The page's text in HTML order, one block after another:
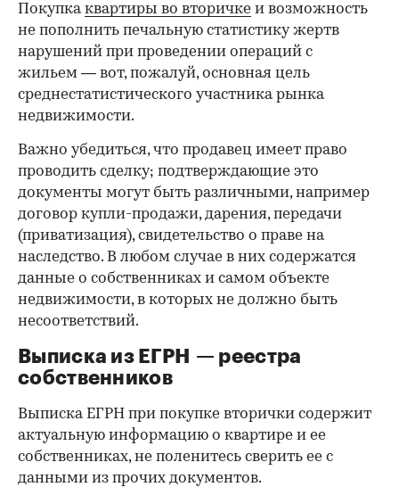
Покупкаквартиры во вторичке и возможность
не пополнить печальную статистику жертв
нарушений при проведении операций с
жильем — вот, пожалуй, основная цель
среднестатистического участника рынка
недвижимости.
Важно убедиться, что продавец имеет право
проводить сделку; подтверждающие это
документы могут быть различными, например
договор купли-продажи, дарения, передачи
(приватизация), свидетельство о праве на
наследство. В любом случае в них содержатся
данные о собственниках и самом объекте
недвижимости, в которых не должно быть
несоответствий.
Выписка из ЕГРН — реестра
собственников
Выписка ЕГРН при покупке вторички содержит
актуальную информацию о квартире и ее
собственниках, не поленитесь сверить ее с
данными из прочих документов.